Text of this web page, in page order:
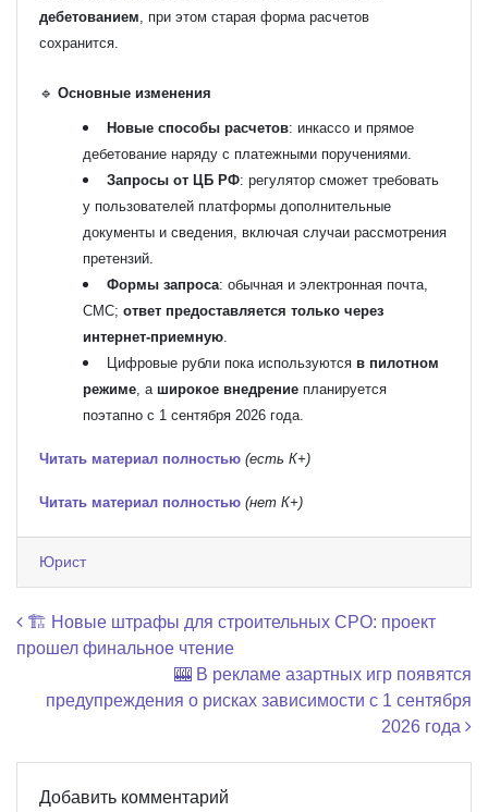
дебетованием , при этом старая форма расчетов
сохранится.
🔹 Основные изменения
Новые способы расчетов: инкассо и прямое
дебетование наряду с платежными поручениями.
Запросы от ЦБ РФ: регулятор сможет требовать
у пользователей платформы дополнительные
документы и сведения, включая случаи рассмотрения
претензий.
Формы запроса: обычная и электронная почта,
СМС; ответ предоставляется только через
интернет-приемную
Цифровые рубли пока используются в пилотном
режиме , а широкое внедрение планируется
поэтапно с 1 сентября 2026 года.
Читать материал полностью (есть К+)
Читать материал полностью (нет К+)
Юрист
Навигация по записям
🏗️ Новые штрафы для строительных СРО: проект
прошел финальное чтение
🎰 В рекламе азартных игр появятся
предупреждения о рисках зависимости с 1 сентября
2026 года
Добавить комментарий